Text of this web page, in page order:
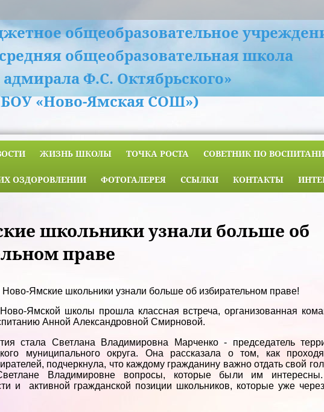
общеобразовательное
общеобразовательная школа
Ф.С. Октябрьского»
«Ново-Ямская СОШ»)
ЖИЗНЬ ШКОЛЫ ТОЧКА РОСТА СОВЕТНИК ПО
ОЗДОРОВЛЕНИИ ФОТОГАЛЕРЕЯ ССЫЛКИ КОНТАКТЫ
школьники узнали больше об
праве
Ямские школьники узнали больше об избирательном праве!
Ямской школы прошла классная встреча, организованная
Анной Александровной Смирновой.
стала Светлана Владимировна Марченко - председатель
муниципального округа. Она рассказала о том, как
подчеркнула, что каждому гражданину важно отдать свой
Владимировне вопросы, которые были им
и активной гражданской позиции школьников, которые уже